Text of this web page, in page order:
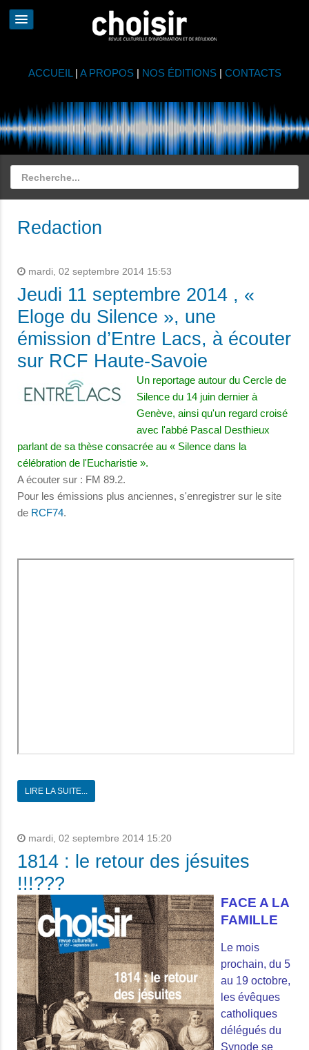
ACCUEIL | A PROPOS| NOS ÉDITIONS| CONTACTS
Redaction
mardi, 02 septembre 2014 15:53
Jeudi 11 septembre 2014 , «
Eloge du Silence », une
émission d’Entre Lacs, à écouter
sur RCF Haute-Savoie
Un reportage autour du Cercle de
Silence du 14 juin dernier à
Genève, ainsi qu'un regard croisé
avec l'abbé Pascal Desthieux
parlant de sa thèse consacrée au « Silence dans la
célébration de l'Eucharistie ».
A écouter sur : FM 89.2.
Pour les émissions plus anciennes, s'enregistrer sur le site
de RCF74.
LIRE LA SUITE...
mardi, 02 septembre 2014 15:20
1814 : le retour des jésuites
!!!???
FACE A LA
FAMILLE
Le mois
prochain, du 5
au 19 octobre,
les évêques
catholiques
délégués du
Synode se